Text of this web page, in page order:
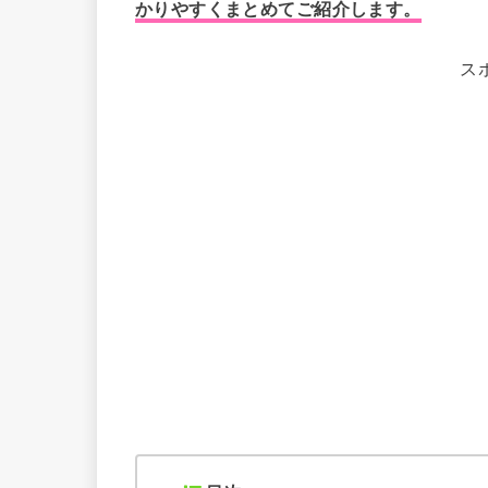
かりやすくまとめてご紹介します。
ス